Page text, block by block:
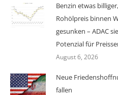
Benzin etwas
Rohölpreis binnen
gesunken – ADAC
Potenzial für
August 6, 2026
Neue
fallen